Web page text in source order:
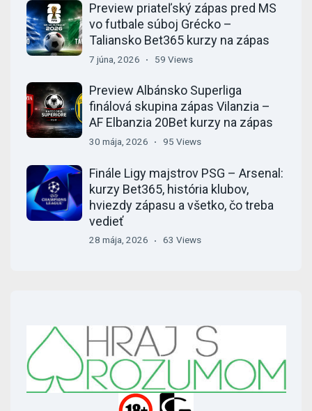
Preview priateľský zápas pred MS
vo futbale súboj Grécko –
Taliansko Bet365 kurzy na zápas
7 júna, 2026 59 Views
Preview Albánsko Superliga
finálová skupina zápas Vilanzia –
AF Elbanzia 20Bet kurzy na zápas
30 mája, 2026 95 Views
Finále Ligy majstrov PSG – Arsenal:
kurzy Bet365, história klubov,
hviezdy zápasu a všetko, čo treba
vedieť
28 mája, 2026 63 Views